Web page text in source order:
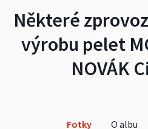
Některé
výrobu pelet
NOVÁK
Fotky O albu